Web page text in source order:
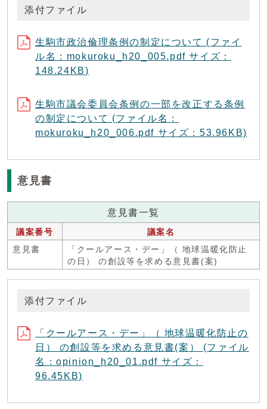
添付ファイル
生駒市政治倫理条例の制定について (ファイ
ル名：mokuroku_h20_005.pdf サイズ：
148.24KB)
生駒市議会委員会条例の一部を改正する条例
の制定について (ファイル名：
mokuroku_h20_006.pdf サイズ：53.96KB)
意見書
意見書一覧
議案番号
議案名
意見書
「クールアース・デー」（ 地球温暖化防止
の日） の創設等を求める意見書(案)
添付ファイル
「クールアース・デー」（ 地球温暖化防止の
日） の創設等を求める意見書(案） (ファイル
名：opinion_h20_01.pdf サイズ：
96.45KB)